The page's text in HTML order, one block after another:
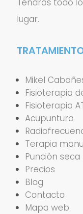
Tendrás todo
lugar.
Mikel
Fisioterapia
Fisioterapia
Acupuntura
Terapia
Punción seca
Precios
Blog
Contacto
Mapa web